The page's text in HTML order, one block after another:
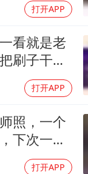
打开APP
看就是老
刷子干不
打开APP
照，一个
下次一定
打开APP